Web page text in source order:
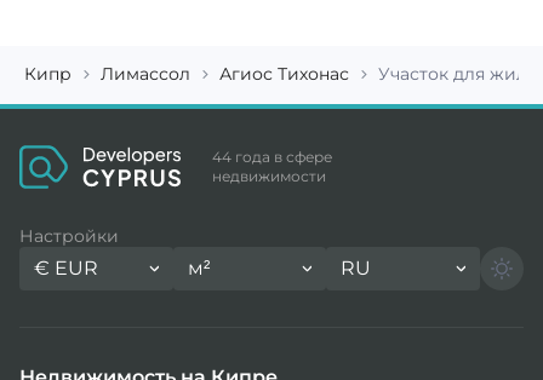
Кипр Лимассол Агиос Тихонас Участок для
44 года в сфере
недвижимости
Настройки
€ EUR м² RU